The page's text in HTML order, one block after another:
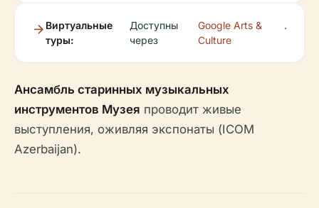
Виртуальные
туры:
Доступны
через
Google Arts &
Culture
.
Ансамбль старинных музыкальных
инструментов Музея проводит живые
выступления, оживляя экспонаты (ICOM
Azerbaijan).